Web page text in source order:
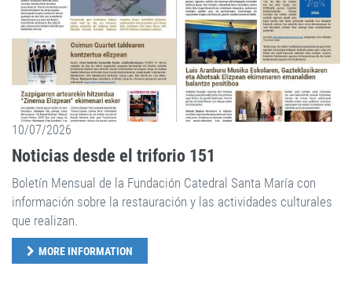
10/07/2026
Noticias desde el triforio 151
Boletín Mensual de la Fundación Catedral Santa María con
información sobre la restauración y las actividades culturales
que realizan.
MORE INFORMATION